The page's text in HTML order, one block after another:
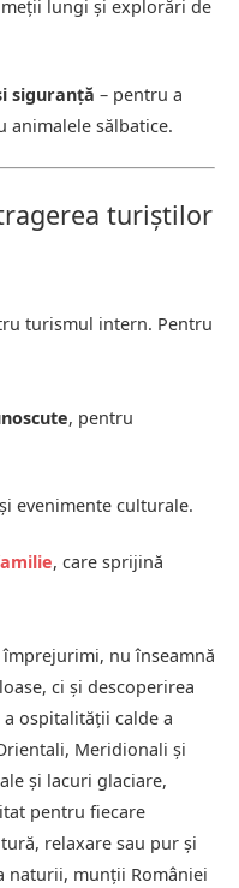
lungi și explorări de
siguranță – pentru a
animalele sălbatice.
turiștilor
turismul intern. Pentru
, pentru
și evenimente culturale.
, care sprijină
nu înseamnă
ci și descoperirea
ospitalității calde a
Meridionali și
și lacuri glaciare,
pentru fiecare
relaxare sau pur și
naturii, munții României